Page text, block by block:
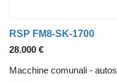
RSP FM8-SK-1700
28.000 €
Macchine comunali -